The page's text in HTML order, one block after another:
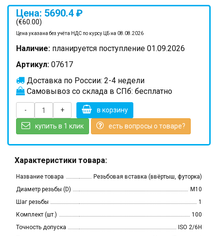
Цена: 5690.4 ₽
(€60.00)
Цена указана без учёта НДС по курсу ЦБ на 08.08.2026
Наличие: планируется поступление 01.09.2026
Артикул: 07617
Доставка по России: 2-4 недели
Самовывоз со склада в СПб: бесплатно
- + в корзину
купить в 1 клик есть вопросы о товаре?
Характеристики товара:
Название товара
Резьбовая вставка (ввёртыш, футорка)
Диаметр резьбы (D)
M10
Шаг резьбы
1
Комплект (шт.)
100
Точность допуска
ISO 2/6H